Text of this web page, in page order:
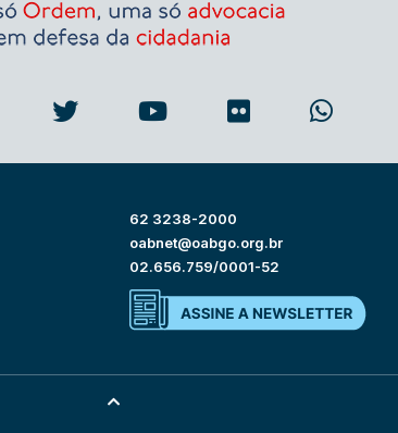
62 3238-2000
oabnet@oabgo.org.br
02.656.759/0001-52